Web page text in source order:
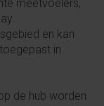
meetvoelers,
en kan
in
de hub worden